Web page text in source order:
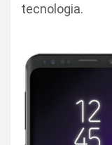
tecnologia.